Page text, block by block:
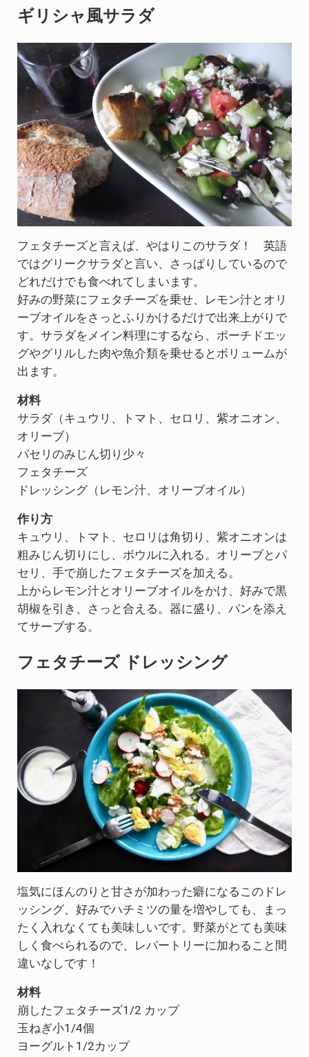
ギリシャ風サラダ
フェタチーズと言えば、やはりこのサラダ！ 英語
ではグリークサラダと言い、さっぱりしているので
どれだけでも食べれてしまいます。
好みの野菜にフェタチーズを乗せ、レモン汁とオリ
ーブオイルをさっとふりかけるだけで出来上がりで
す。サラダをメイン料理にするなら、ポーチドエッ
グやグリルした肉や魚介類を乗せるとボリュームが
出ます。
材料
サラダ（キュウリ、トマト、セロリ、紫オニオン、
オリーブ）
パセリのみじん切り少々
フェタチーズ
ドレッシング（レモン汁、オリーブオイル）
作り方
キュウリ、トマト、セロリは角切り、紫オニオンは
粗みじん切りにし、ボウルに入れる。オリーブとパ
セリ、手で崩したフェタチーズを加える。
上からレモン汁とオリーブオイルをかけ、好みで黒
胡椒を引き、さっと合える。器に盛り、パンを添え
てサーブする。
フェタチーズ ドレッシング
塩気にほんのりと甘さが加わった癖になるこのドレ
ッシング、好みでハチミツの量を増やしても、まっ
たく入れなくても美味しいです。野菜がとても美味
しく食べられるので、レパートリーに加わること間
違いなしです！
材料
崩したフェタチーズ1/2 カップ
玉ねぎ小1/4個
ヨーグルト1/2カップ